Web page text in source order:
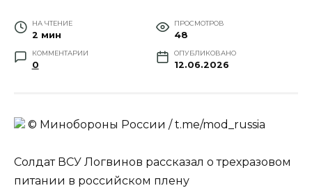
НА ЧТЕНИЕ
2 мин
ПРОСМОТРОВ
48
КОММЕНТАРИИ
0
ОПУБЛИКОВАНО
12.06.2026
© Минобороны России / t.me/mod_russia
Солдат ВСУ Логвинов рассказал о трехразовом
питании в российском плену